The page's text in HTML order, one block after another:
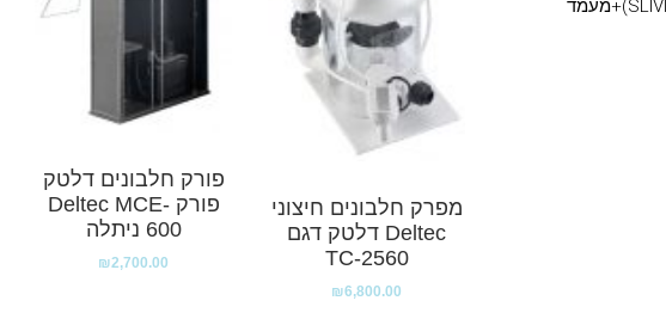
מפרק חלבונים חיצוני
Deltec דלטק דגם
TC-2560
₪6,800.00
פורק חלבונים דלטק
פורק Deltec MCE-
600 ניתלה
₪2,700.00